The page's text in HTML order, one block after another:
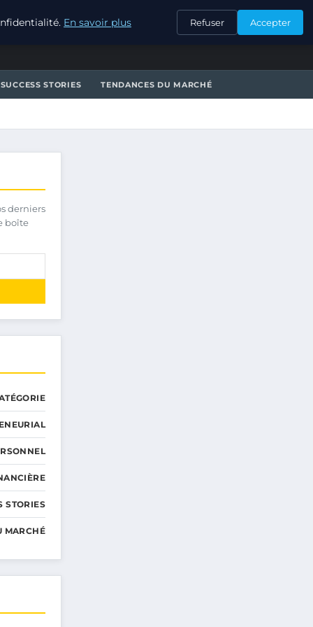
CONTACT
SUCCESS STORIES TENDANCES DU MARCHÉ
derniers
boîte
STORIES
MARCHÉ
En savoir plus Refuser Accepter